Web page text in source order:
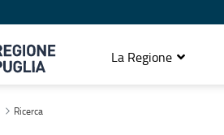
La Regione
Ricerca